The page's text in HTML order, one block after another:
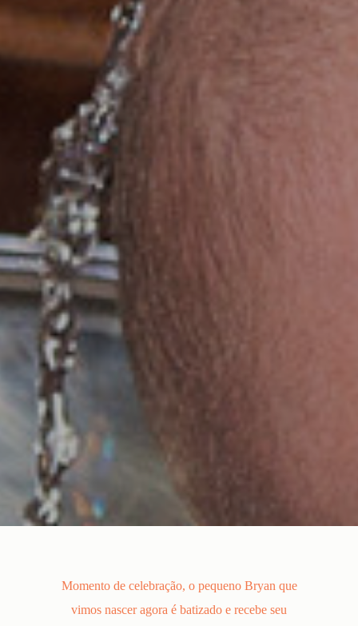
Momento de celebração, o pequeno Bryan que
vimos nascer agora é batizado e recebe seu